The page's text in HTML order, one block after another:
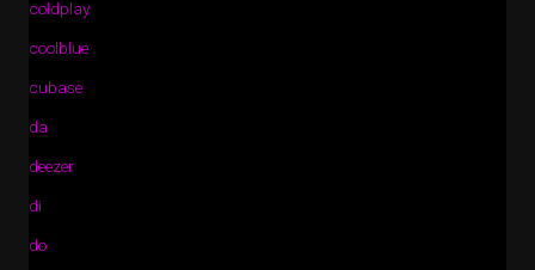
coldplay
coolblue
cubase
da
deezer
di
do